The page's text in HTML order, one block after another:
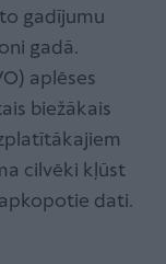
gadījumu
gadā.
aplēses
biežākais
cilvēki kļūst
dati.